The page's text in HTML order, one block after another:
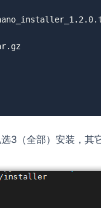
3（全部）安装，